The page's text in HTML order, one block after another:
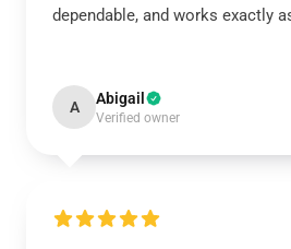
dependable, and works exactly
A Abigail
Verified owner